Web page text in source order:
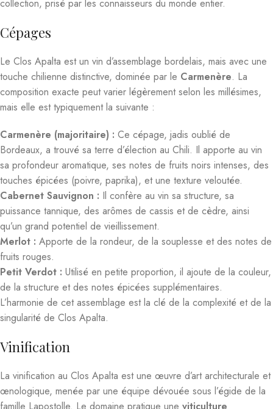
collection, prisé par les connaisseurs du monde entier.
Cépages
Le Clos Apalta est un vin d’assemblage bordelais, mais avec une
touche chilienne distinctive, dominée par le Carmenère. La
composition exacte peut varier légèrement selon les millésimes,
mais elle est typiquement la suivante :
Carmenère (majoritaire) : Ce cépage, jadis oublié de
Bordeaux, a trouvé sa terre d’élection au Chili. Il apporte au vin
sa profondeur aromatique, ses notes de fruits noirs intenses, des
touches épicées (poivre, paprika), et une texture veloutée.
Cabernet Sauvignon : Il confère au vin sa structure, sa
puissance tannique, des arômes de cassis et de cèdre, ainsi
qu’un grand potentiel de vieillissement.
Merlot : Apporte de la rondeur, de la souplesse et des notes de
fruits rouges.
Petit Verdot : Utilisé en petite proportion, il ajoute de la couleur,
de la structure et des notes épicées supplémentaires.
L’harmonie de cet assemblage est la clé de la complexité et de la
singularité de Clos Apalta.
Vinification
La vinification au Clos Apalta est une œuvre d’art architecturale et
œnologique, menée par une équipe dévouée sous l’égide de la